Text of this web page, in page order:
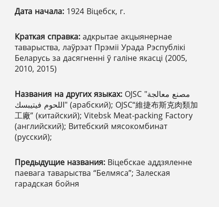
Дата начала: 1924 Віцебск, г.
Краткая справка: адкрытае акцыянернае
таварыства, лаўрэат Прэміі Урада Рэспублікі
Беларусь за дасягненні ў галіне якасці (2005,
2010, 2015)
Названия на других языках: OJSC "مصنع معالجة
اللحوم فيتيبسك" (арабский); OJSC“維捷布斯克肉類加
工廠” (китайский); Vitebsk Meat-packing Factory
(английский); Витебский мясокомбинат
(русский);
Предыдущие названия: Віцебскае аддзяленне
паевага таварыства “Белмяcа”; Залеская
гарадская бойня